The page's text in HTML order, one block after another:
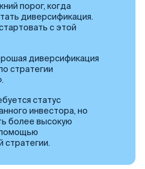
порог, когда
диверсификация.
с этой
диверсификация
стратегии
статус
инвестора, но
более высокую
стратегии.